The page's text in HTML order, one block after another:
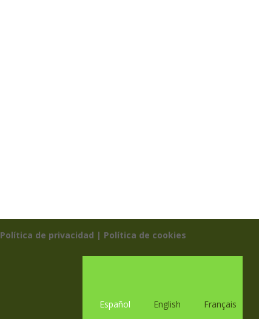
Política de privacidad | Política de cookies
Español English Français